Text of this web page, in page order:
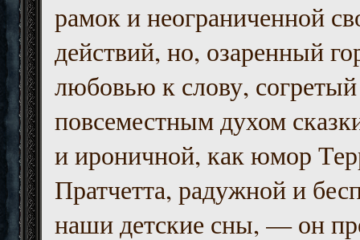
рамок и неограниченной
действий, но, озаренный
любовью к слову, согретый
повсеместным духом
и ироничной, как юмор
Пратчетта, радужной и
наши детские сны, — он